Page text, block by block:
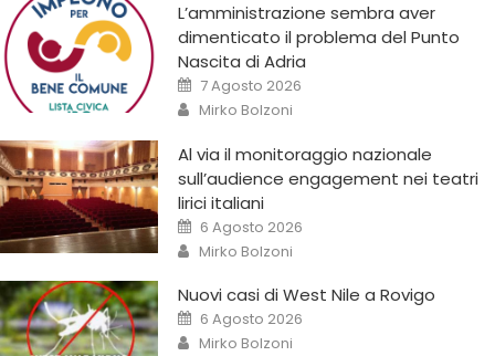
L’amministrazione sembra aver
dimenticato il problema del Punto
Nascita di Adria
7 Agosto 2026
Mirko Bolzoni
Al via il monitoraggio nazionale
sull’audience engagement nei teatri
lirici italiani
6 Agosto 2026
Mirko Bolzoni
Nuovi casi di West Nile a Rovigo
6 Agosto 2026
Mirko Bolzoni